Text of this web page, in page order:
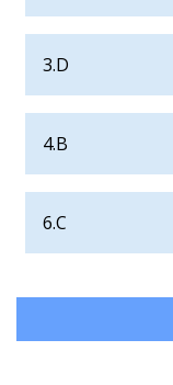
3.D
4.B
6.C